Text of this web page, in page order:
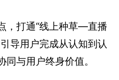
，打通“线上种草—直播
导用户完成从认知到认
与用户终身价值。